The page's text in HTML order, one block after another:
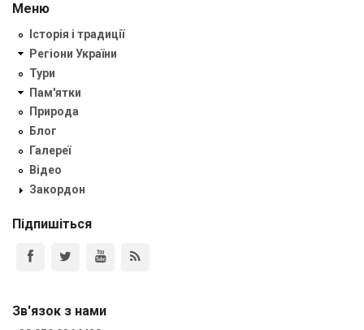
Меню
Історія і традиції
Регіони України
Тури
Пам'ятки
Природа
Блог
Галереї
Відео
Закордон
Підпишіться
Зв'язок з нами